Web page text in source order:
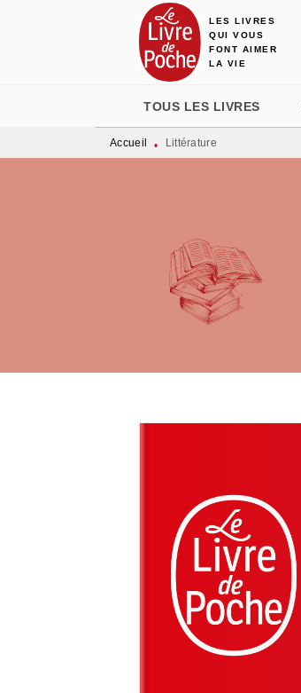
MENU RECHERCHE
LES LIVRES
QUI VOUS
FONT AIMER
LA VIE
TOUS LES LIVRES
Accueil • Littérature